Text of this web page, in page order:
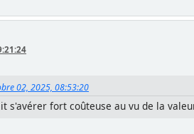
02, 2025, 08:53:20
s'avérer fort coûteuse au vu de la